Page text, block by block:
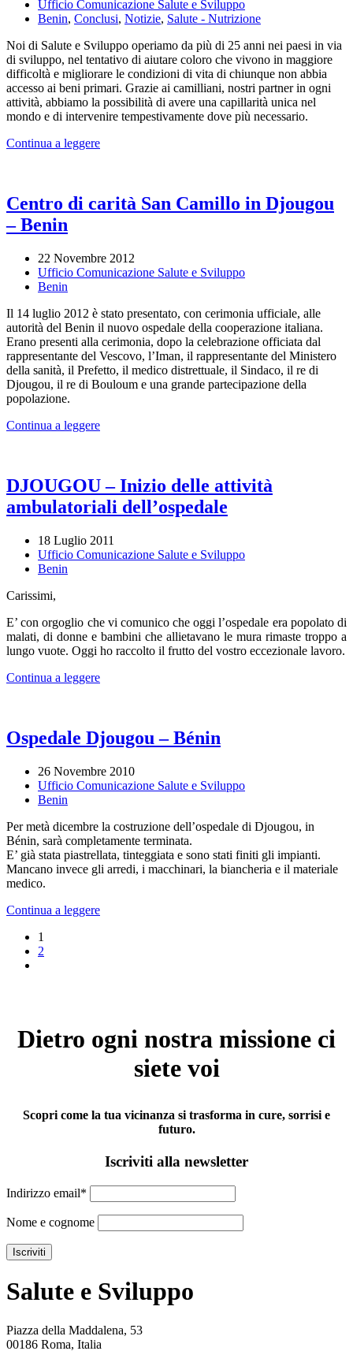
Ufficio Comunicazione Salute e Sviluppo
Benin, Conclusi, Notizie, Salute - Nutrizione
Noi di Salute e Sviluppo operiamo da più di 25 anni nei paesi in via
di sviluppo, nel tentativo di aiutare coloro che vivono in maggiore
difficoltà e migliorare le condizioni di vita di chiunque non abbia
accesso ai beni primari. Grazie ai camilliani, nostri partner in ogni
attività, abbiamo la possibilità di avere una capillarità unica nel
mondo e di intervenire tempestivamente dove più necessario.
Continua a leggere
Centro di carità San Camillo in Djougou
– Benin
22 Novembre 2012
Ufficio Comunicazione Salute e Sviluppo
Benin
Il 14 luglio 2012 è stato presentato, con cerimonia ufficiale, alle
autorità del Benin il nuovo ospedale della cooperazione italiana.
Erano presenti alla cerimonia, dopo la celebrazione officiata dal
rappresentante del Vescovo, l’Iman, il rappresentante del Ministero
della sanità, il Prefetto, il medico distrettuale, il Sindaco, il re di
Djougou, il re di Bouloum e una grande partecipazione della
popolazione.
Continua a leggere
DJOUGOU – Inizio delle attività
ambulatoriali dell’ospedale
18 Luglio 2011
Ufficio Comunicazione Salute e Sviluppo
Benin
Carissimi,
E’ con orgoglio che vi comunico che oggi l’ospedale era popolato di
malati, di donne e bambini che allietavano le mura rimaste troppo a
lungo vuote. Oggi ho raccolto il frutto del vostro eccezionale lavoro.
Continua a leggere
Ospedale Djougou – Bénin
26 Novembre 2010
Ufficio Comunicazione Salute e Sviluppo
Benin
Per metà dicembre la costruzione dell’ospedale di Djougou, in
Bénin, sarà completamente terminata.
E’ già stata piastrellata, tinteggiata e sono stati finiti gli impianti.
Mancano invece gli arredi, i macchinari, la biancheria e il materiale
medico.
Continua a leggere
1
2
Dietro ogni nostra missione ci
siete voi
Scopri come la tua vicinanza si trasforma in cure, sorrisi e
futuro.
Iscriviti alla newsletter
Indirizzo email*
Nome e cognome
Salute e Sviluppo
Piazza della Maddalena, 53
00186 Roma, Italia